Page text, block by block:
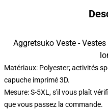
Aggretsuko Veste -
Matériaux: Polyester; activités
capuche imprimé 3D.
Mesure: S-5XL, s'il vous plaît
que vous passez la commande.